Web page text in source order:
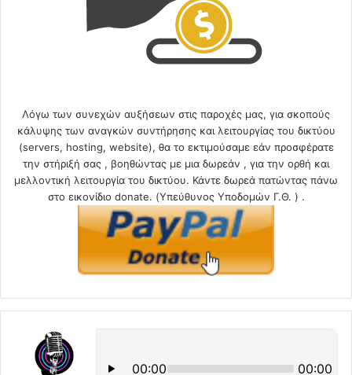
Λόγω των συνεχών αυξήσεων στις παροχές μας, για σκοπούς
κάλυψης των αναγκών συντήρησης και λειτουργίας του δικτύου
(servers, hosting, website), θα το εκτιμούσαμε εάν προσφέρατε
την στήριξή σας , βοηθώντας με μια δωρεάν , για την ορθή και
μελλοντική λειτουργία του δικτύου. Κάντε δωρεά πατώντας πάνω
στο εικονίδιο donate. (Υπεύθυνος Υποδομών Γ.Θ. ) .